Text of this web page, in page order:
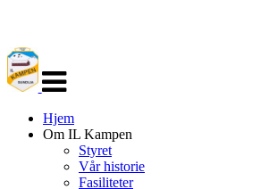
navigasjon
Hjem
Om IL Kampen
Styret
Vår historie
Fasiliteter